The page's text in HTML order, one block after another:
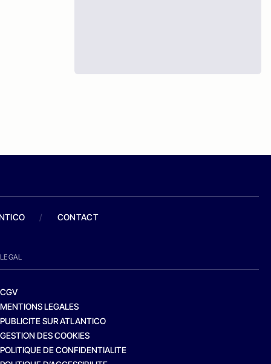
/ CONTACT
LEGAL
CGV
MENTIONS LEGALES
PUBLICITE SUR ATLANTICO
GESTION DES COOKIES
POLITIQUE DE CONFIDENTIALITE